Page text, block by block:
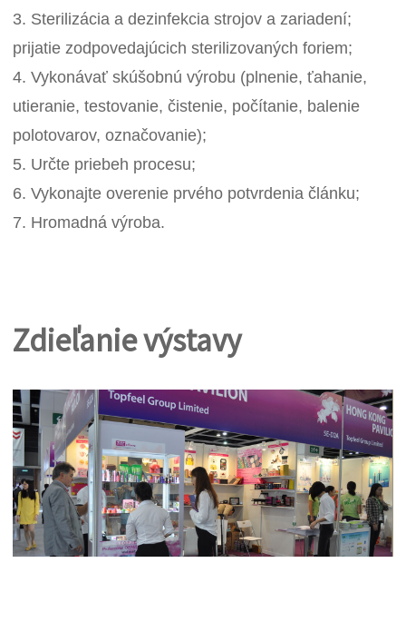
3. Sterilizácia a dezinfekcia strojov a zariadení;
prijatie zodpovedajúcich sterilizovaných foriem;
4. Vykonávať skúšobnú výrobu (plnenie, ťahanie,
utieranie, testovanie, čistenie, počítanie, balenie
polotovarov, označovanie);
5. Určte priebeh procesu;
6. Vykonajte overenie prvého potvrdenia článku;
7. Hromadná výroba.
Zdieľanie výstavy